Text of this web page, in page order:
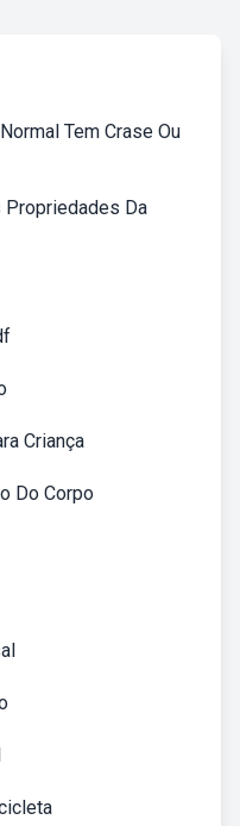
Tem Crase Ou
Propriedades Da
Criança
Do Corpo